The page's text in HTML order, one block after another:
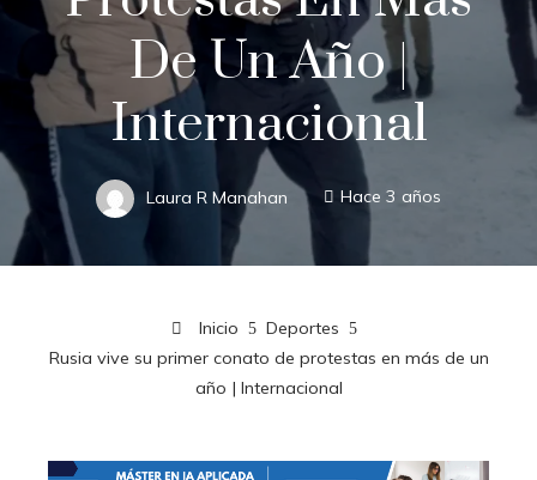
De Un Año |
Internacional
Laura R Manahan Hace 3 años
Inicio
Deportes
Rusia vive su primer conato de protestas en más de un
año | Internacional